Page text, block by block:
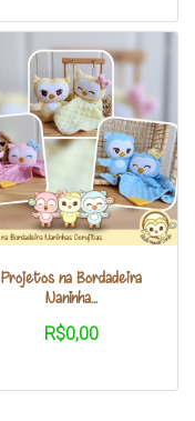
Projetos na Bordadeira
Naninha...
R$0,00